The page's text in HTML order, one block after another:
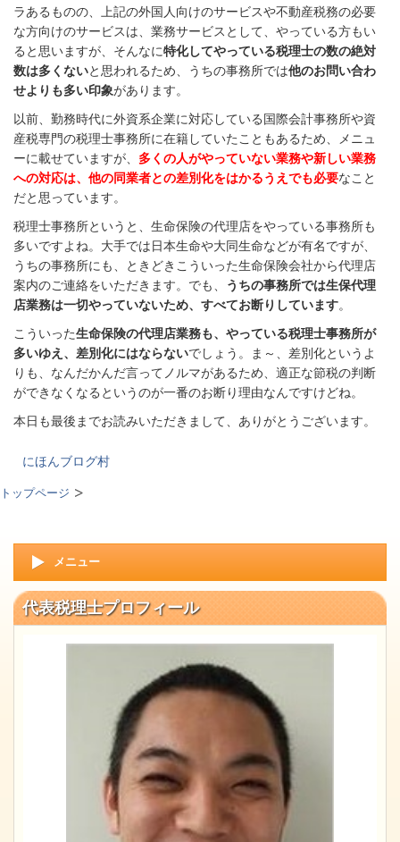
ラあるものの、上記の外国人向けのサービスや不動産税務の必要
な方向けのサービスは、業務サービスとして、やっている方もい
ると思いますが、そんなに特化してやっている税理士の数の絶対
数は多くないと思われるため、うちの事務所では他のお問い合わ
せよりも多い印象があります。
以前、勤務時代に外資系企業に対応している国際会計事務所や資
産税専門の税理士事務所に在籍していたこともあるため、メニュ
ーに載せていますが、 多くの人がやっていない業務や新しい業務
への対応は、他の同業者との差別化をはかるうえでも必要なこと
だと思っています。
税理士事務所というと、生命保険の代理店をやっている事務所も
多いですよね。大手では日本生命や大同生命などが有名ですが、
うちの事務所にも、ときどきこういった生命保険会社から代理店
案内のご連絡をいただきます。でも、
うちの事務所では生保代理
店業務は一切やっていないため、すべてお断りしています。
こういった生命保険の代理店業務も、やっている税理士事務所が
多いゆえ、差別化にはならないでしょう。ま～、差別化というよ
りも、なんだかんだ言ってノルマがあるため、適正な節税の判断
ができなくなるというのが一番のお断り理由なんですけどね。
本日も最後までお読みいただきまして、ありがとうございます。
にほんブログ村
トップページ
メニュー
代表税理士プロフィール